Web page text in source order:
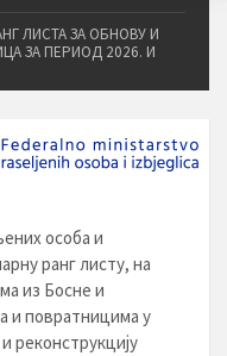
ЛИСТА ЗА ОБНОВУ И
ЗА ПЕРИОД 2026. И
особа и
ранг листу, на
из Босне и
и повратницима у
реконструкцију